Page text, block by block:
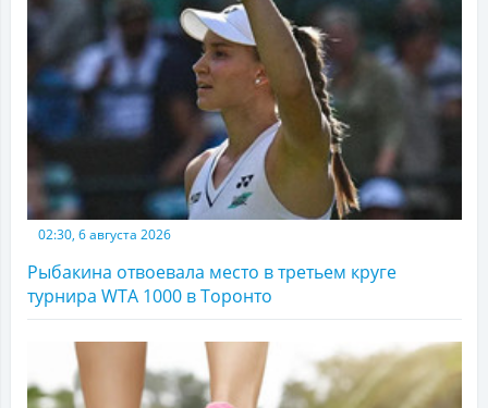
02:30, 6 августа 2026
Рыбакина отвоевала место в третьем круге
турнира WTA 1000 в Торонто